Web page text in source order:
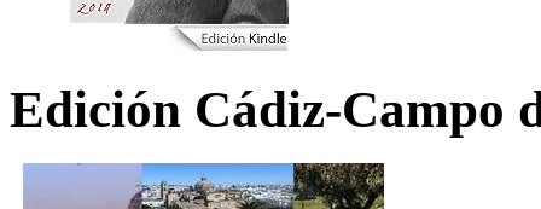
Edición Cádiz-Campo